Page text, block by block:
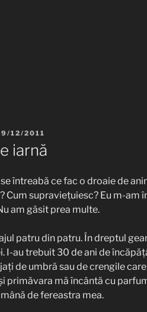
12/2011
iarnă
întreabă ce fac o droaie de
Cum supraviețuiesc? Eu m-am
am găsit prea multe.
patru din patru. În dreptul
I-au trebuit 30 de ani de
de umbră sau de crengile
primăvara mă încântă cu
de fereastra mea.